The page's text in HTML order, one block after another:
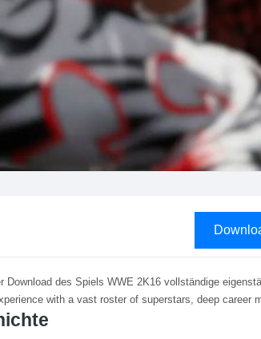
Download des Spiels WWE 2K16 vollständige
with a vast roster of superstars, deep career